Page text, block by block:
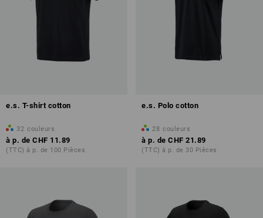
e.s. T-shirt cotton
32 couleurs
à p. de CHF 11.89
(TTC) à p. de 100 Pièces
e.s. Polo cotton
28 couleurs
à p. de CHF 21.89
(TTC) à p. de 30 Pièces